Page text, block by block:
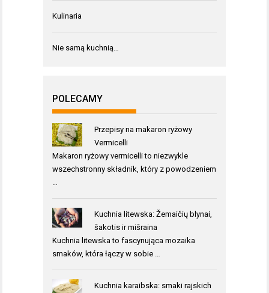
Kulinaria
Nie samą kuchnią…
POLECAMY
Przepisy na makaron ryżowy
Vermicelli
Makaron ryżowy vermicelli to niezwykle
wszechstronny składnik, który z powodzeniem
Kuchnia litewska: Žemaičių blynai,
šakotis ir mišraina
Kuchnia litewska to fascynująca mozaika
smaków, która łączy w sobie …
Kuchnia karaibska: smaki rajskich